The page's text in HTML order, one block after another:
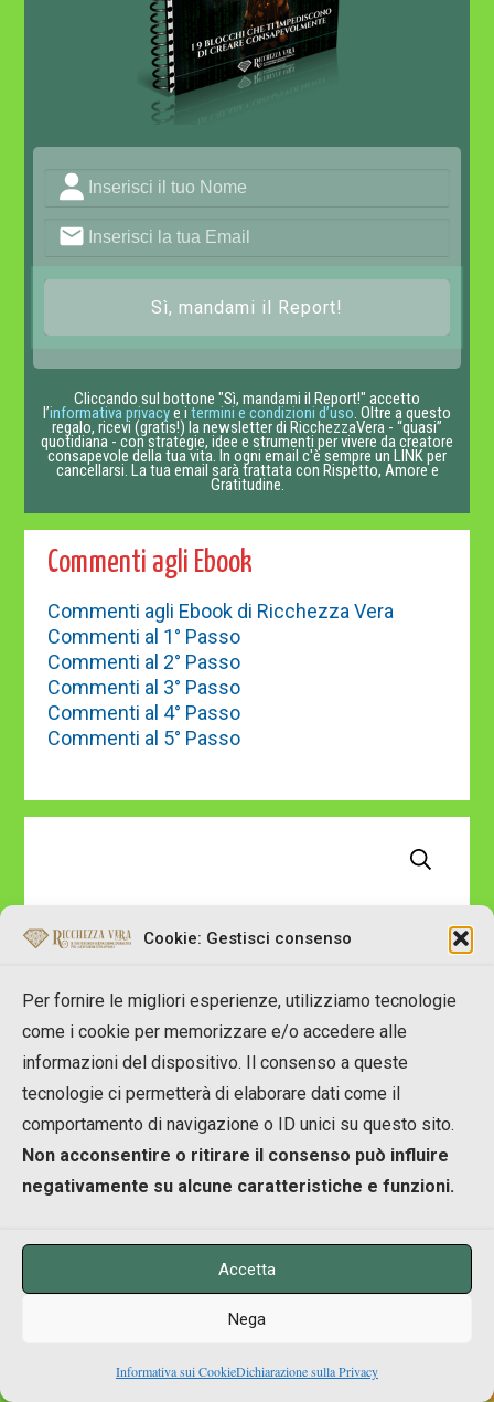
Cookie: Gestisci consenso
Per fornire le migliori esperienze, utilizziamo tecnologie
come i cookie per memorizzare e/o accedere alle
informazioni del dispositivo. Il consenso a queste
tecnologie ci permetterà di elaborare dati come il
comportamento di navigazione o ID unici su questo sito.
Non acconsentire o ritirare il consenso può influire
negativamente su alcune caratteristiche e funzioni.
Accetta
Nega
Informativa sui CookieDichiarazione sulla Privacy
Sì, mandami il Report!
Cliccando sul bottone "Sì, mandami il Report!" accetto
l’informativa privacye i termini e condizioni d’uso. Oltre a questo
regalo, ricevi (gratis!) la newsletter di RicchezzaVera - “quasi”
quotidiana - con strategie, idee e strumenti per vivere da creatore
consapevole della tua vita. In ogni email c'è sempre un LINK per
cancellarsi. La tua email sarà trattata con Rispetto, Amore e
Gratitudine.
Commenti agli Ebook
Commenti agli Ebook di Ricchezza Vera
Commenti al 1° Passo
Commenti al 2° Passo
Commenti al 3° Passo
Commenti al 4° Passo
Commenti al 5° Passo
Protezione dall’inquinamento elettromagnetico: come
ridurre l’esposizione al Wi-Fi
Il CALENDARIO MAYA: come si calcola?
profonda delle Verità
Lo Sfidante: Recensione del Film Documentario e Libro di
Non Dualità: cos’è? (con affermazioni per la